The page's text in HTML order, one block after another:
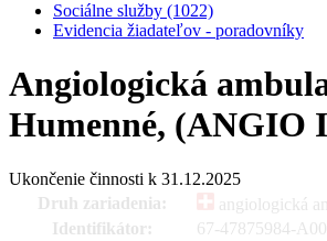
Sociálne služby (1022)
Evidencia žiadateľov - poradovníky
Angiologická
Humenné, (ANGIO
Ukončenie činnosti k 31.12.2025
Druh zariadenia:
angiologická
Identifikátor:
67-47875984-